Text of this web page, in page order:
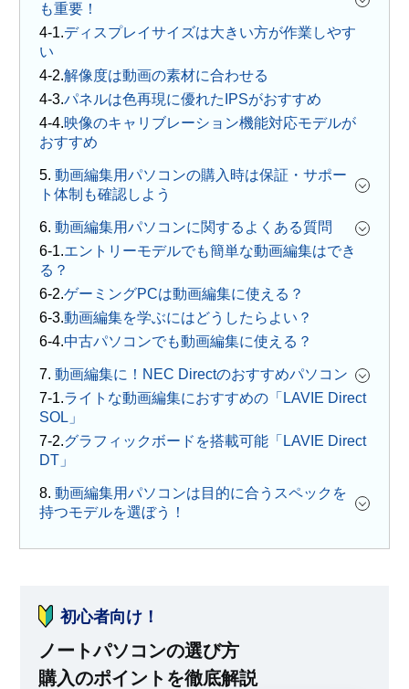
も重要！
ディスプレイサイズは大きい方が作業しやす
い
解像度は動画の素材に合わせる
パネルは色再現に優れたIPSがおすすめ
映像のキャリブレーション機能対応モデルが
おすすめ
5. 動画編集用パソコンの購入時は保証・サポー
ト体制も確認しよう
6. 動画編集用パソコンに関するよくある質問
エントリーモデルでも簡単な動画編集はでき
る？
ゲーミングPCは動画編集に使える？
動画編集を学ぶにはどうしたらよい？
中古パソコンでも動画編集に使える？
7. 動画編集に！NEC Directのおすすめパソコン
ライトな動画編集におすすめの「LAVIE Direct
SOL」
グラフィックボードを搭載可能「LAVIE Direct
DT」
8. 動画編集用パソコンは目的に合うスペックを
持つモデルを選ぼう！
初心者向け！
ノートパソコンの選び方
購入のポイントを徹底解説